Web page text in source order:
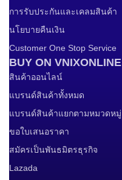
การรับประกันและเคลมสินค้า
นโยบายคืนเงิน
Customer One Stop Service
BUY ON VNIXONLINE
สินค้าออนไลน์
แบรนด์สินค้าทั้งหมด
แบรนด์สินค้าแยกตามหมวดหมู่
ขอใบเสนอราคา
สมัครเป็นพันธมิตรธุรกิจ
Lazada